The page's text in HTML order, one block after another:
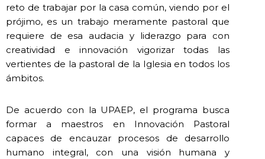
reto de trabajar por la casa común, viendo por el
prójimo, es un trabajo meramente pastoral que
requiere de esa audacia y liderazgo para con
creatividad e innovación vigorizar todas las
vertientes de la pastoral de la Iglesia en todos los
ámbitos.
De acuerdo con la UPAEP, el programa busca
formar a maestros en Innovación Pastoral
capaces de encauzar procesos de desarrollo
humano integral, con una visión humana y